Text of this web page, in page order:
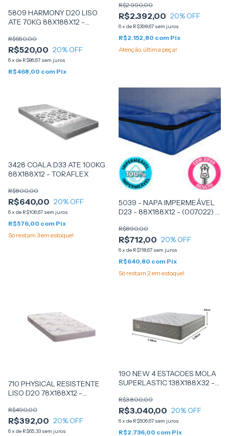
5809 HARMONY D20 LISO
ATE 70KG 88X188X12 -
R$520,00
R$650,00
20% OFF
6x de R$86,67 sem juros
R$468,00 com Pix
R$2.392,00
R$2.990,00
20% OFF
6x de R$398,67 sem juros
R$2.152,80 com Pix
Atenção, última peça!
3428 COALA D33 ATE 100KG
88X188X12 - TORAFLEX
R$640,00
R$800,00
20% OFF
6x de R$106,67 sem juros
R$576,00 com Pix
Só restam 3em estoque!
5039 - NAPA IMPERMEÁVEL
D23 - 88X188X12 - (007022) -
R$712,00
R$890,00
20% OFF
6x de R$118,67 sem juros
R$640,80 com Pix
Só restam 2em estoque!
710 PHYSICAL RESISTENTE
LISO D20 78X188X12 -
R$392,00
R$490,00
20% OFF
6x de R$65,33 sem juros
190 NEW 4 ESTACOES MOLA
SUPERLASTIC 138X188X32 -
R$3.040,00
R$3.800,00
20% OFF
6x de R$506,67 sem juros
R$2.736,00 com Pix